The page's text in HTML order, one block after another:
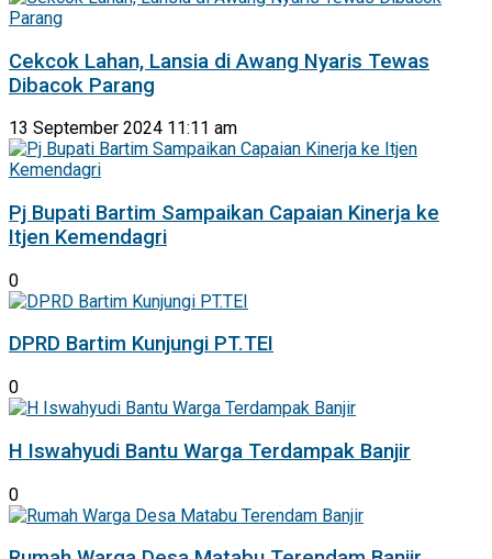
Cekcok Lahan, Lansia di Awang Nyaris Tewas
Dibacok Parang
13 September 2024 11:11 am
Pj Bupati Bartim Sampaikan Capaian Kinerja ke
Itjen Kemendagri
0
DPRD Bartim Kunjungi PT.TEI
0
H Iswahyudi Bantu Warga Terdampak Banjir
0